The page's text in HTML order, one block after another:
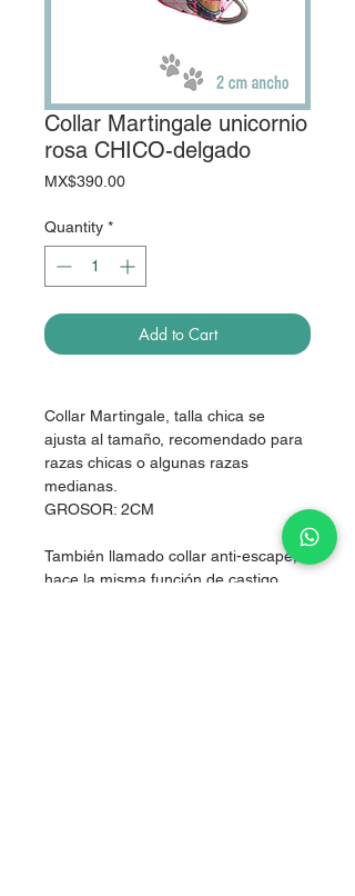
Collar Martingale unicornio
rosa CHICO-delgado
MX$390.00Price
Quantity *
Add to Cart
Collar Martingale, talla chica se
ajusta al tamaño, recomendado para
razas chicas o algunas razas
medianas.
GROSOR: 2CM
También llamado collar anti-escape,
hace la misma función de castigo